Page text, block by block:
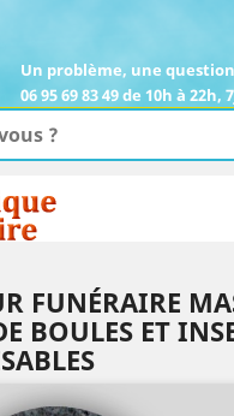
Un problème, une
06 95 69 83 49 de 10h à 22h,
FUNÉRAIRE
BOULES ET